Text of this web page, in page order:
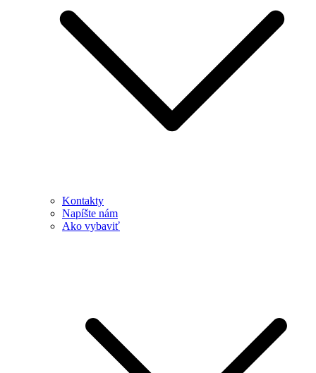
Kontakty
Napíšte nám
Ako vybaviť